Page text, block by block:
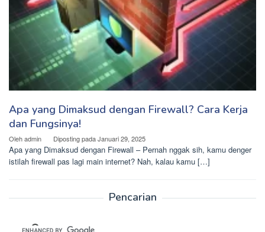
Apa yang Dimaksud dengan Firewall? Cara Kerja
dan Fungsinya!
Olehadmin Diposting padaJanuari 29, 2025
Apa yang Dimaksud dengan Firewall – Pernah nggak sih, kamu denger
istilah firewall pas lagi main internet? Nah, kalau kamu […]
Pencarian